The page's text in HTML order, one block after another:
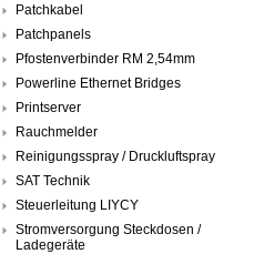
Patchkabel
Patchpanels
Pfostenverbinder RM 2,54mm
Powerline Ethernet Bridges
Printserver
Rauchmelder
Reinigungsspray / Druckluftspray
SAT Technik
Steuerleitung LIYCY
Stromversorgung Steckdosen /
Ladegeräte